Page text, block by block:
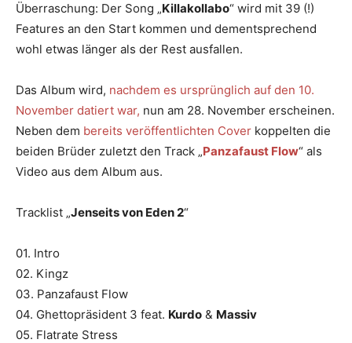
Überraschung: Der Song „Killakollabo“ wird mit 39 (!)
Features an den Start kommen und dementsprechend
wohl etwas länger als der Rest ausfallen.
Das Album wird, nachdem es ursprünglich auf den 10.
November datiert war, nun am 28. November erscheinen.
Neben dem bereits veröffentlichten Cover koppelten die
beiden Brüder zuletzt den Track „Panzafaust Flow“ als
Video aus dem Album aus.
Tracklist „Jenseits von Eden 2“
01. Intro
02. Kingz
03. Panzafaust Flow
04. Ghettopräsident 3 feat. Kurdo & Massiv
05. Flatrate Stress